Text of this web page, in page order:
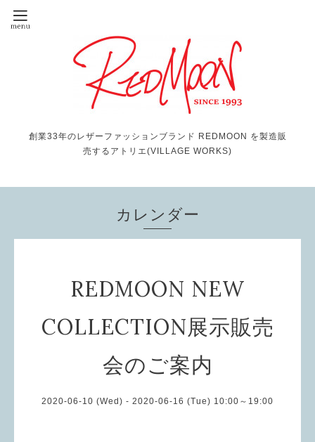
創業33年のレザーファッションブランド REDMOON を製造販
売するアトリエ(VILLAGE WORKS)
カレンダー
REDMOON NEW
COLLECTION展示販売
会のご案内
2020-06-10 (Wed) - 2020-06-16 (Tue) 10:00～19:00